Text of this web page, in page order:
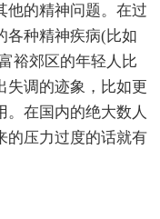
他的精神问题。在过
各种精神疾病(比如
裕郊区的年轻人比
失调的迹象，比如更
。在国内的绝大数人
的压力过度的话就有